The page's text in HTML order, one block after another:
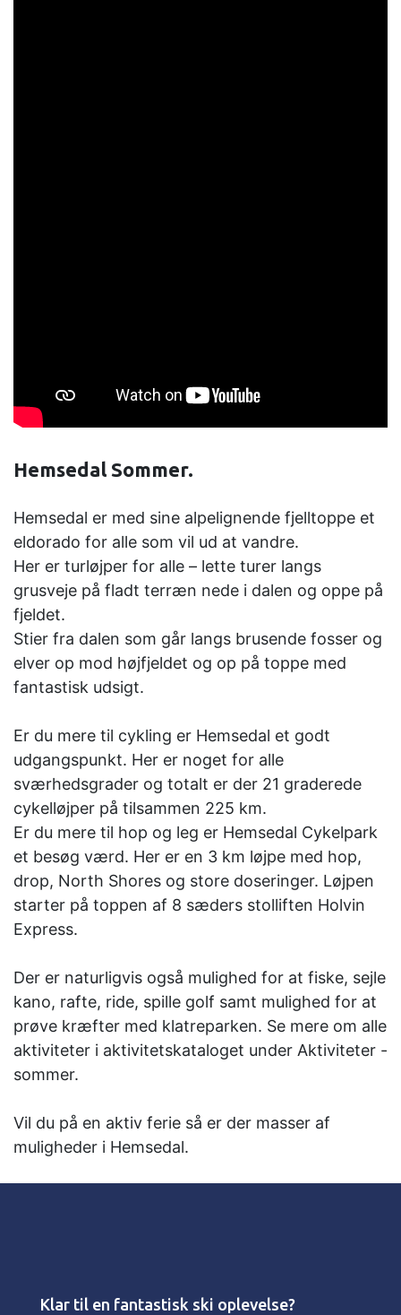
Hemsedal Sommer.
Hemsedal er med sine alpelignende fjelltoppe et
eldorado for alle som vil ud at vandre.
Her er turløjper for alle – lette turer langs
grusveje på fladt terræn nede i dalen og oppe på
fjeldet.
Stier fra dalen som går langs brusende fosser og
elver op mod højfjeldet og op på toppe med
fantastisk udsigt.
Er du mere til cykling er Hemsedal et godt
udgangspunkt. Her er noget for alle
sværhedsgrader og totalt er der 21 graderede
cykelløjper på tilsammen 225 km.
Er du mere til hop og leg er Hemsedal Cykelpark
et besøg værd. Her er en 3 km løjpe med hop,
drop, North Shores og store doseringer. Løjpen
starter på toppen af 8 sæders stolliften Holvin
Express.
Der er naturligvis også mulighed for at fiske, sejle
kano, rafte, ride, spille golf samt mulighed for at
prøve kræfter med klatreparken. Se mere om alle
aktiviteter i aktivitetskataloget under Aktiviteter -
sommer.
Vil du på en aktiv ferie så er der masser af
muligheder i Hemsedal.
Klar til en fantastisk ski oplevelse?